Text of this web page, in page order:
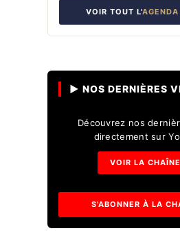
VOIR TOUT L'
▶ NOS DERNIÈRES
Découvrez nos
directement sur
VOIR LA
S'ABONNER À LA